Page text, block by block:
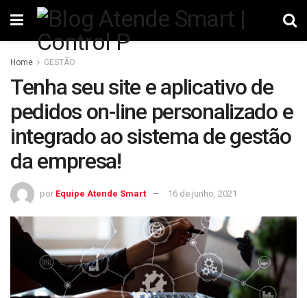
Home GESTÃO
Tenha seu site e aplicativo de
pedidos on-line personalizado e
integrado ao sistema de gestão
da empresa!
por Equipe Atende Smart 16 de junho, 2021